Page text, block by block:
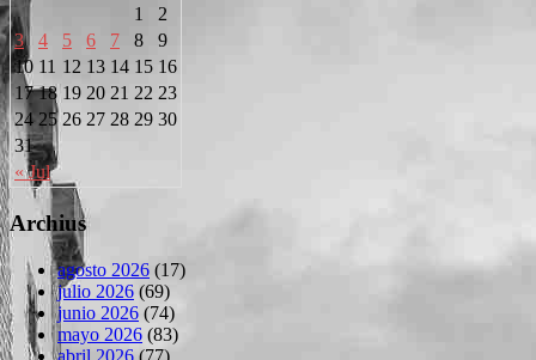
« Jul
1
2
3
4 5 6 7 8
9
10 11 12 13 14 15 16
17 18 19 20 21 22 23
24 25 26 27 28 29 30
31
Archius
agosto 2026 (17)
julio 2026 (69)
junio 2026 (74)
mayo 2026 (83)
abril 2026 (77)